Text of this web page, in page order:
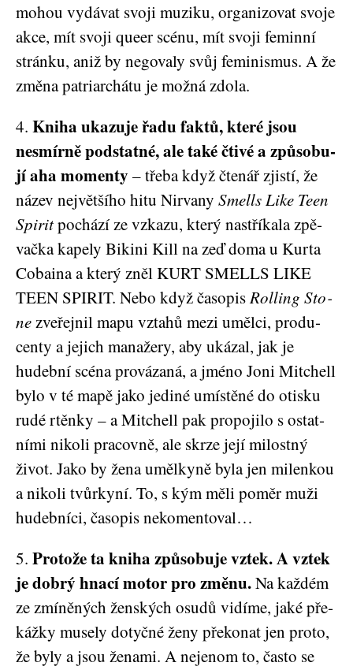
mohou vydá­vat svo­ji muzi­ku, orga­ni­zo­vat svo­je
akce, mít svo­ji queer scé­nu, mít svo­ji femin­ní
strán­ku, aniž by nego­va­ly svůj femi­nis­mus. A že
změ­na patri­ar­chá­tu je mož­ná zdola.
4. Kni­ha uka­zu­je řadu fak­tů, kte­ré jsou
nesmír­ně pod­stat­né, ale také čti­vé a způ­so­bu­
jí aha momen­ty – tře­ba když čte­nář zjis­tí, že
název nej­vět­ší­ho hitu Nir­va­ny Smells Like Teen
Spi­ritpochá­zí ze vzka­zu, kte­rý nastří­ka­la zpě­
vač­ka kape­ly Biki­ni Kill na zeď doma u Kur­ta
Coba­i­na a kte­rý zněl KURT SMELLS LIKE
TEEN SPI­RIT. Nebo když časo­pisRol­ling Sto­
nezve­řej­nil mapu vzta­hů mezi uměl­ci, pro­du­
cen­ty a jejich mana­že­ry, aby uká­zal, jak je
hudeb­ní scé­na pro­vá­za­ná, a jmé­no Joni Mit­chell
bylo v té mapě jako jedi­né umís­tě­né do otis­ku
rudé rtěn­ky – a Mit­chell pak pro­po­ji­lo s ostat­
ní­mi niko­li pra­cov­ně, ale skr­ze její milost­ný
život. Jako by žena uměl­ky­ně byla jen milen­kou
a niko­li tvůr­ky­ní. To, s kým měli poměr muži
hudeb­ní­ci, časo­pis nekomentoval…
5. Pro­to­že ta kni­ha způ­so­bu­je vztek. A vztek
je dob­rý hna­cí motor pro změ­nu.Na kaž­dém
ze zmí­ně­ných žen­ských osu­dů vidí­me, jaké pře­
káž­ky muse­ly dotyč­né ženy pře­ko­nat jen pro­to,
že byly a jsou žena­mi. A neje­nom to, čas­to se